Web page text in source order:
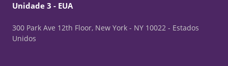
Unidade 3 - EUA
300 Park Ave 12th Floor, New York - NY 10022 - Estados
Unidos